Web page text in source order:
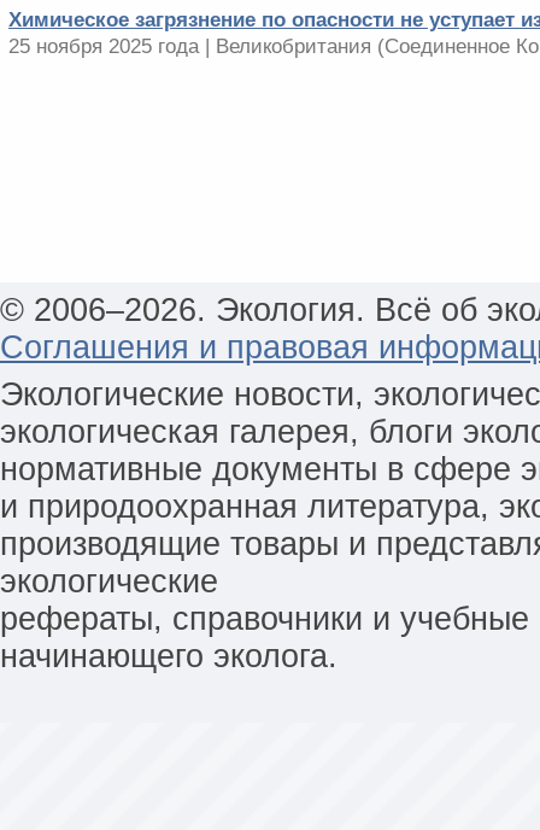
Химическое загрязнение по опасности не уступает
25 ноября 2025 года | Великобритания (Соединенное
© 2006–2026. Экология. Всё об
Соглашения и правовая
Экологические новости,
экологическая галерея, блоги
нормативные документы в сфере
и природоохранная литература,
производящие товары и
экологические
рефераты, справочники и
начинающего эколога.